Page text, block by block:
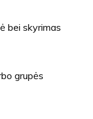
bei skyrimas
grupės